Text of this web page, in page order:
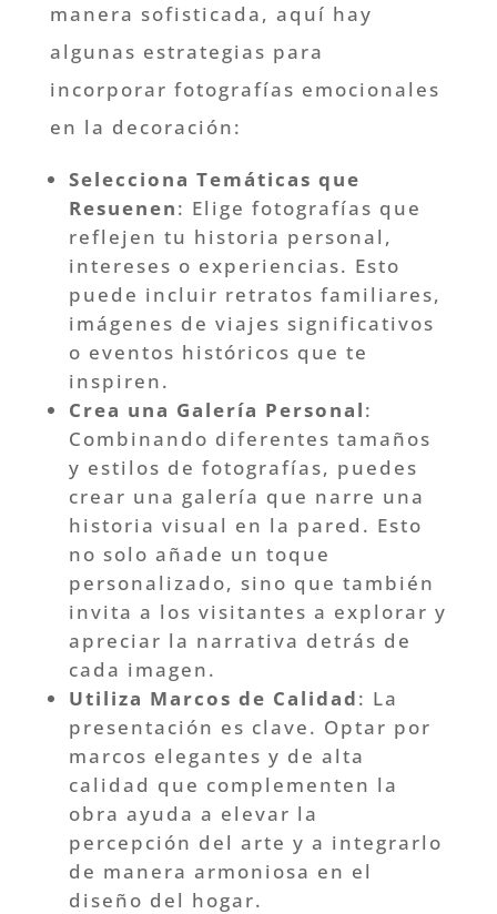
manera sofisticada, aquí hay
algunas estrategias para
incorporar fotografías emocionales
en la decoración:
Selecciona Temáticas que
Resuenen: Elige fotografías que
reflejen tu historia personal,
intereses o experiencias. Esto
puede incluir retratos familiares,
imágenes de viajes significativos
o eventos históricos que te
inspiren.
Crea una Galería Personal:
Combinando diferentes tamaños
y estilos de fotografías, puedes
crear una galería que narre una
historia visual en la pared. Esto
no solo añade un toque
personalizado, sino que también
invita a los visitantes a explorar y
apreciar la narrativa detrás de
cada imagen.
Utiliza Marcos de Calidad: La
presentación es clave. Optar por
marcos elegantes y de alta
calidad que complementen la
obra ayuda a elevar la
percepción del arte y a integrarlo
de manera armoniosa en el
diseño del hogar.